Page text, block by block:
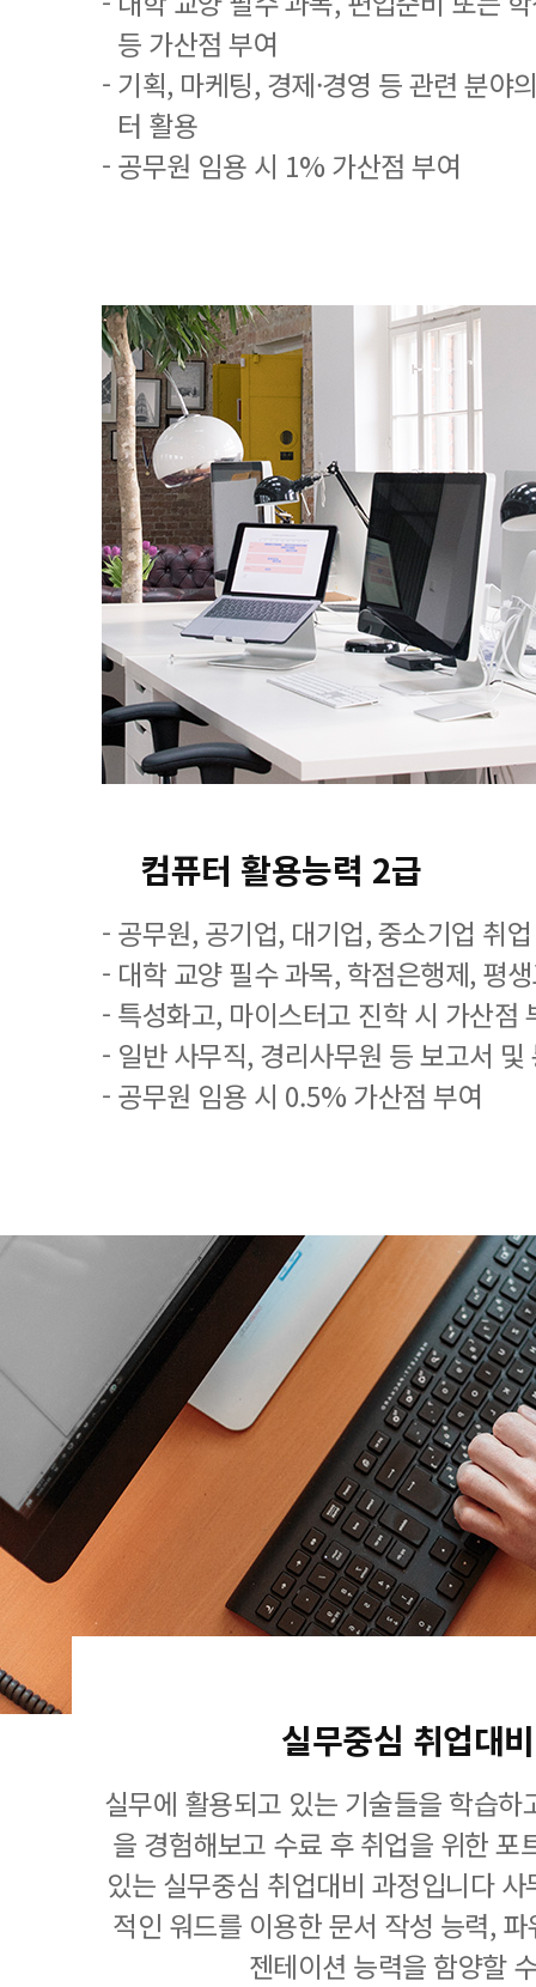
등 가산점 부여
- 기획, 마케팅, 경제·경영 등 관련 분야
터 활용
- 공무원 임용 시 1% 가산점 부여
컴퓨터 활용능력 2급
- 공무원, 공기업, 대기업, 중소기업 취
- 대학 교양 필수 과목, 학점은행제, 평
- 특성화고, 마이스터고 진학 시 가산점
- 일반 사무직, 경리사무원 등 보고서 및
- 공무원 임용 시 0.5% 가산점 부여
실무중심 취업대
실무에 활용되고 있는 기술들을 학습
을 경험해보고 수료 후 취업을 위한 포
있는 실무중심 취업대비 과정입니다
적인 워드를 이용한 문서 작성 능력,
젠테이션 능력을 함양할